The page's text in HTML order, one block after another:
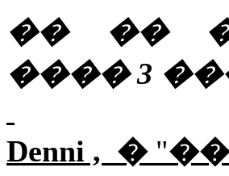
�� ��
���� 3
Denni , � "